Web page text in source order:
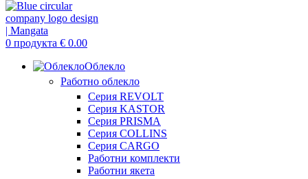
0 продукта € 0.00
Облекло
Работно облекло
Серия REVOLT
Серия KASTOR
Серия PRISMA
Серия COLLINS
Серия CARGO
Работни комплекти
Работни якета